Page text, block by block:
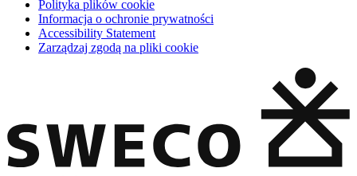
Polityka plików cookie
Informacja o ochronie prywatności
Accessibility Statement
Zarządzaj zgodą na pliki cookie